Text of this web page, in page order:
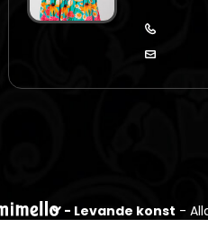
- Levande konst -